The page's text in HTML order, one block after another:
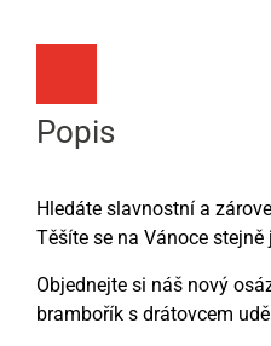
Popis
Hledáte slavnostní a
Těšíte se na Vánoce stejně
Objednejte si náš nový
brambořík s drátovcem